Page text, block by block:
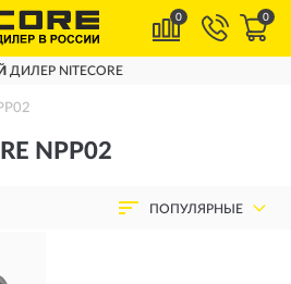
0 0
NPP02
ПОПУЛЯРНЫЕ